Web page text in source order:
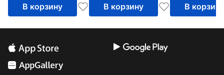
В корзину В корзину В корзину